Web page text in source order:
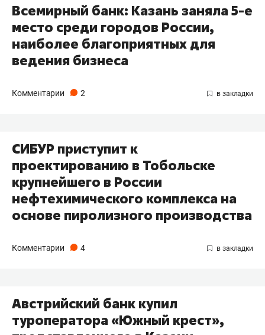
Всемирный банк: Казань заняла 5-е
место среди городов России,
наиболее благоприятных для
ведения бизнеса
Комментарии 2
СИБУР приступит к
проектированию в Тобольске
крупнейшего в России
нефтехимического комплекса на
основе пиролизного производства
Комментарии 4
Австрийский банк купил
туроператора «Южный крест»,